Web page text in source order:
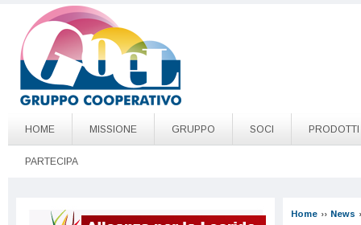
Salta al contenuto principale
Go to page top
HOME MISSIONE GRUPPO SOCI PRODOTTI
PARTECIPA
Home ›› News